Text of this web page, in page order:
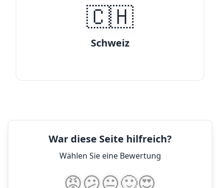
🇨🇭
Schweiz
War diese Seite hilfreich?
Wählen Sie eine Bewertung
😡😕😐🙂😍